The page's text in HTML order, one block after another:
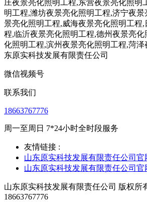
微信视频号
联系我们
18663767776
周一至周日 7*24小时全时段服务
友情链接 :
山东原实科技发展有限责任公司官
山东原实科技发展有限责任公司官
山东原实科技发展有限责任公司 版权所
18663767776